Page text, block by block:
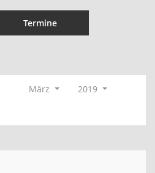
Termine
März
2019